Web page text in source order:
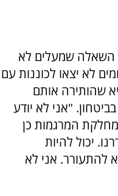
השאלה שמעלים לא
לא יצאו לכוננות עם
שהותירה אותם
"אני לא יודע
המרגמות כן
יכול להיות
להתעורר. אני לא